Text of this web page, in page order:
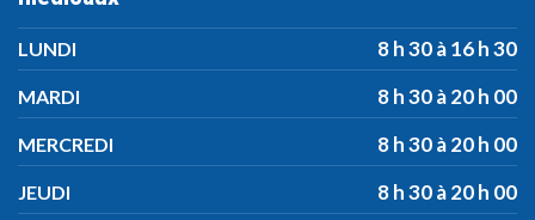
LUNDI 8 h 30 à 16 h 30
MARDI 8 h 30 à 20 h 00
MERCREDI 8 h 30 à 20 h 00
JEUDI 8 h 30 à 20 h 00